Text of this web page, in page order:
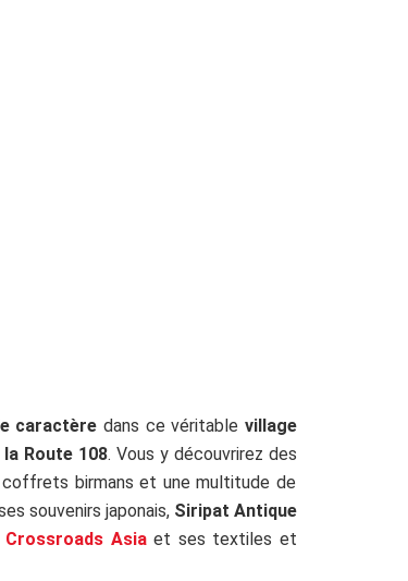
caractère dans ce véritablevillage
la Route 108. Vous y découvrirez des
coffrets birmans et une multitude de
souvenirs japonais, Siripat Antique
Crossroads Asiaet ses textiles et